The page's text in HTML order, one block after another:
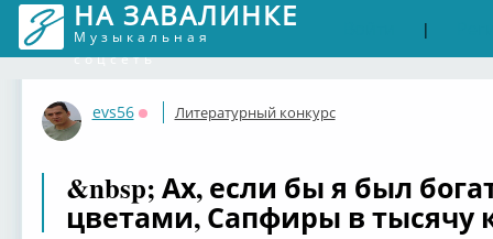
НА ЗАВАЛИНКЕ
Музыкальная
соцсеть
|
evs56
Оффлайн
Литературный конкурс
&nbsp; Ах, если бы я был
цветами, Сапфиры в тысячу